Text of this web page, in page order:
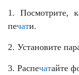
1. Посмотрите,
печати.
2. Установите
3. Распечатайте